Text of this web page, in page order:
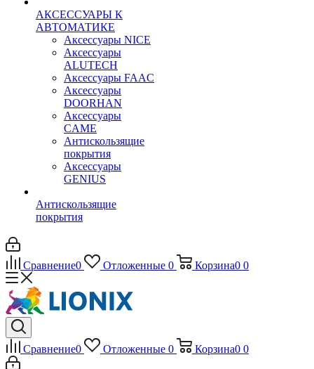
АКСЕССУАРЫ К
АВТОМАТИКЕ
Аксессуары NICE
Аксессуары
ALUTECH
Аксессуары FAAC
Аксессуары
DOORHAN
Аксессуары
CAME
Антискользящие
покрытия
Аксессуары
GENIUS
Антискользящие
покрытия
Сравнение0 Отложенные 0 Корзина0 0
Сравнение0 Отложенные 0 Корзина0 0